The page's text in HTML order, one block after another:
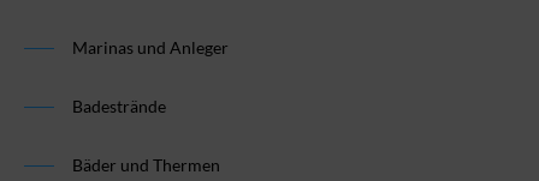
Marinas und Anleger
Badestrände
Bäder und Thermen